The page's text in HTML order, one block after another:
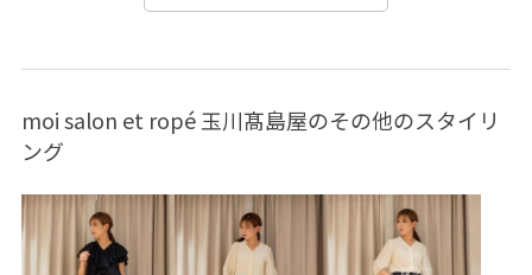
【E'POR】 イージーケア エレガント サイドジップ
シルク シンプル ストラップ セットアップ
セレモニー
ポリエステル ミニバッグ 傘
取り外し可能 取り外し可能なショルダー 吸水速乾
moi salon et ropé 玉川髙島屋のその他のスタイリ
ング